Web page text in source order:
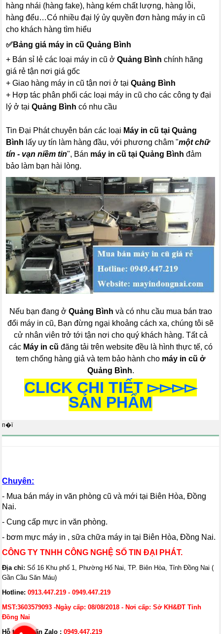
hàng nhái (hàng fake), hàng kém chất lượng, hàng lỗi,
hàng đểu…Có nhiều đại lý ủy quyền đơn hàng máy in cũ
cho khách hàng tìm hiểu
✅Bảng giá máy in cũ Quảng Bình
+ Bán sỉ lẻ các loại máy in cũ ởQuảng Bình chính hãng
giá rẻ tận nơi giá gốc
+ Giao hàng máy in cũ tận nơi ở tạiQuảng Bình
+ Hợp tác phân phối các loại máy in cũ cho các công ty đại
lý ở tạiQuảng Bình có nhu cầu
Tin Đại Phát chuyên bán các loại Máy in cũ tại Quảng
Bình lấy uy tín làm hàng đầu, với phương châm "một chữ
tín - vạn niềm tin", Bán máy in cũ tại Quảng Bình đảm
bảo làm bạn hài lòng.
Nếu bạn đang ở Quảng Bình và có nhu cầu mua bán trao
đổi máy in cũ, Bạn đừng ngại khoảng cách xa, chúng tôi sẽ
cử nhân viên trở tới tận nơi cho quý khách hàng. Tất cả
các Máy in cũ đăng tải trên website đều là hình thực tế, có
tem chống hàng giả và tem bảo hành cho máy in cũ ở
Quảng Bình.
CLICK CHI TIẾT ▻▻▻▻
SẢN PHẨM
п�ї
Chuyên:
- Mua bán máy in văn phòng cũ và mới tại Biên Hòa, Đồng
Nai.
- Cung cấp mực in văn phòng.
- bơm mực máy in , sữa chữa máy in tại Biên Hòa, Đồng Nai.
CÔNG TY TNHH CÔNG NGHỆ SỐ TIN ĐẠI PHÁT.
Địa chỉ: Số 16 Khu phố 1, Phường Hố Nai, TP. Biên Hòa, Tỉnh Đồng Nai (
Gần Cầu Săn Máu)
Hotline:0913.447.219 - 0949.447.219
MST:3603579093 -Ngày cấp: 08/08/2018 - Nơi cấp: Sở KH&ĐT Tỉnh
Đồng Nai
Hỗ trợ tư vấn Zalo : 0949.447.219